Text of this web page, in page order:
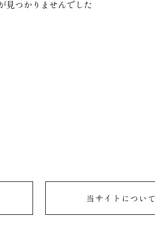
見つかりませんでした
当サイトについて